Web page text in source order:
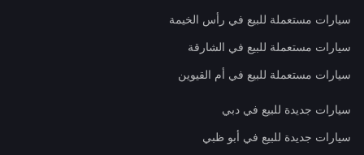
سيارات مستعملة للبيع في رأس الخيمة
سيارات مستعملة للبيع في الشارقة
سيارات مستعملة للبيع في أم القيوين
سيارات جديدة للبيع في دبي
سيارات جديدة للبيع في أبو ظبي